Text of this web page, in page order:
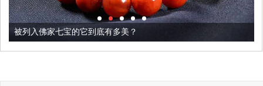
被列入佛家七宝的它到底有多美？